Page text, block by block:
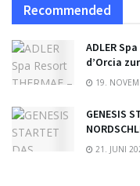
Recommended
ADLER
d’Orcia
19.
GENESIS
21. JUNI